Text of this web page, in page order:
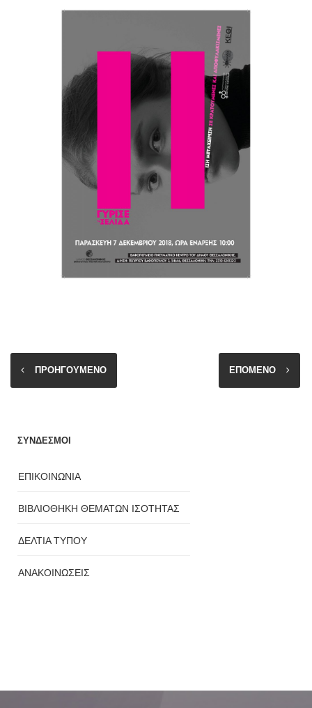
ΠΡΟΗΓΟΥΜΕΝΟ ΕΠΟΜΕΝΟ
ΣΥΝΔΕΣΜΟΙ
ΕΠΙΚΟΙΝΩΝΙΑ
ΒΙΒΛΙΟΘΗΚΗ ΘΕΜΑΤΩΝ ΙΣΟΤΗΤΑΣ
ΔΕΛΤΙΑ ΤΥΠΟΥ
ΑΝΑΚΟΙΝΩΣΕΙΣ